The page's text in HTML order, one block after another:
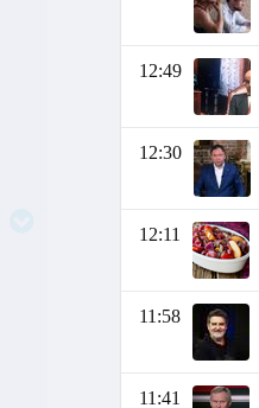
12:49
12:30
12:11
11:58
11:41